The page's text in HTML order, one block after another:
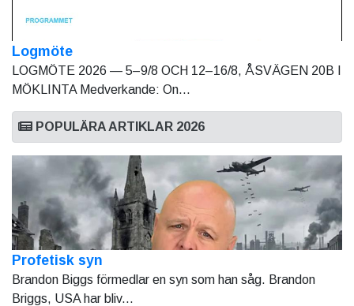
Logmöte
LOGMÖTE 2026 — 5–9/8 OCH 12–16/8, ÅSVÄGEN 20B I
MÖKLINTA Medverkande: On...
POPULÄRA ARTIKLAR 2026
Profetisk syn
Brandon Biggs förmedlar en syn som han såg. Brandon
Briggs, USA har bliv...